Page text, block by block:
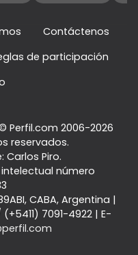
Contáctenos
de participación
Perfil.com 2006-2026
reservados.
Carlos Piro.
número
, CABA, Argentina |
(+5411) 7091-4922| E-